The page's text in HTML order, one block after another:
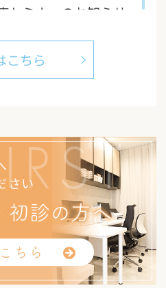
ミナーのお知らせ
ミナーのお知らせ
こちら
さい
初診の方へ
ちら